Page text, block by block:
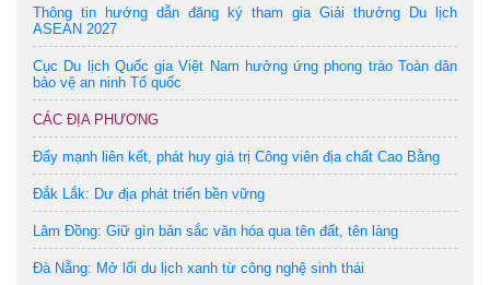
Thông tin hướng dẫn đăng ký tham gia Giải thưởng Du lịch
ASEAN 2027
Cục Du lịch Quốc gia Việt Nam hưởng ứng phong trào Toàn dân
bảo vệ an ninh Tổ quốc
CÁC ĐỊA PHƯƠNG
Đẩy mạnh liên kết, phát huy giá trị Công viên địa chất Cao Bằng
Đắk Lắk: Dư địa phát triển bền vững
Lâm Đồng: Giữ gìn bản sắc văn hóa qua tên đất, tên làng
Đà Nẵng: Mở lối du lịch xanh từ công nghệ sinh thái